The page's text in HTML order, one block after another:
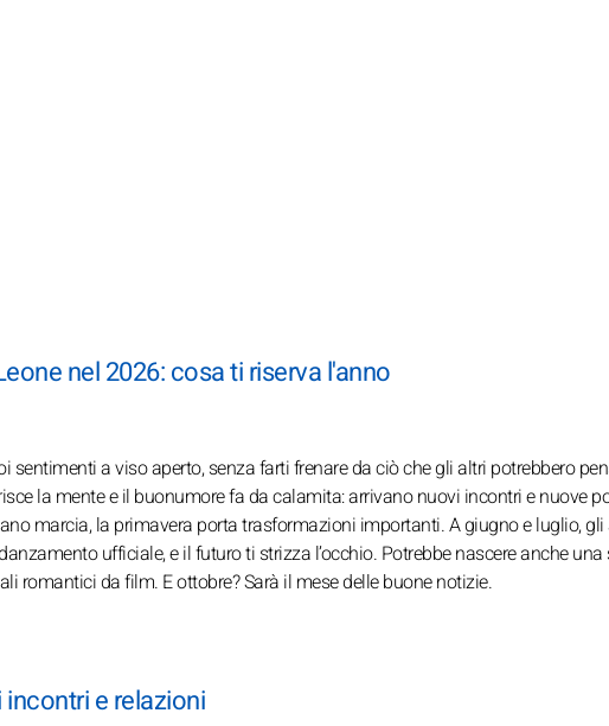
nel 2026: cosa ti riserva l'anno
a viso aperto, senza farti frenare da ciò che gli altri potrebbero
la mente e il buonumore fa da calamita: arrivano nuovi incontri e nuove
marcia, la primavera porta trasformazioni importanti. A giugno e luglio, gli
ufficiale, e il futuro ti strizza l’occhio. Potrebbe nascere anche una
romantici da film. E ottobre? Sarà il mese delle buone notizie.
e relazioni